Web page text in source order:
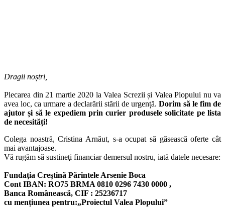
Dragii noștri,
Plecarea din 21 martie 2020 la Valea Screzii și Valea Plopului nu va
avea loc, ca urmare a declarării stării de urgență.Dorim să le fim de
ajutor și să le expediem prin curier produsele solicitate pe lista
de necesități!
Colega noastră, Cristina Arnăut, s-a ocupat să găsească oferte cât
mai avantajoase.
Vă rugăm să sustineţi financiar demersul nostru, iată datele necesare:
Fundaţia Creştină Părintele Arsenie Boca
Cont IBAN: RO75 BRMA 0810 0296 7430 0000 ,
Banca Românească, CIF : 25236717
cu mențiunea pentru:„Proiectul Valea Plopului”